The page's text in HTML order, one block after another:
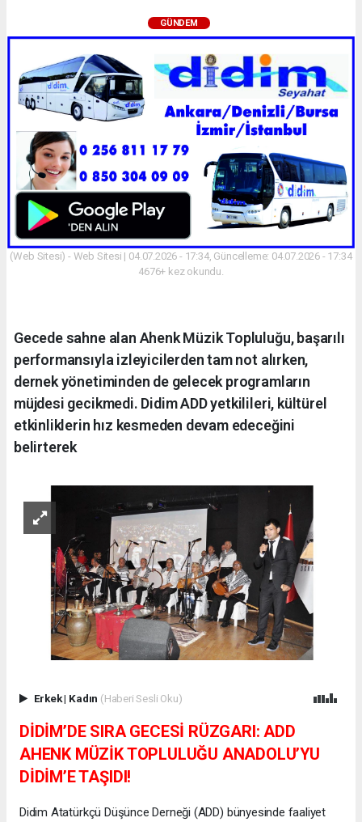
GÜNDEM
(Web Sitesi) - Web Sitesi | 04.07.2026 - 17:34, Güncelleme: 04.07.2026 - 17:34
4676+ kez okundu.
Gecede sahne alan Ahenk Müzik Topluluğu, başarılı
performansıyla izleyicilerden tam not alırken,
dernek yönetiminden de gelecek programların
müjdesi gecikmedi. Didim ADD yetkilileri, kültürel
etkinliklerin hız kesmeden devam edeceğini
belirterek
Erkek| Kadın (Haberi Sesli Oku)
​DİDİM’DE SIRA GECESİ RÜZGARI: ADD
AHENK MÜZİK TOPLULUĞU ANADOLU’YU
DİDİM’E TAŞIDI!
​Didim Atatürkçü Düşünce Derneği (ADD) bünyesinde faaliyet